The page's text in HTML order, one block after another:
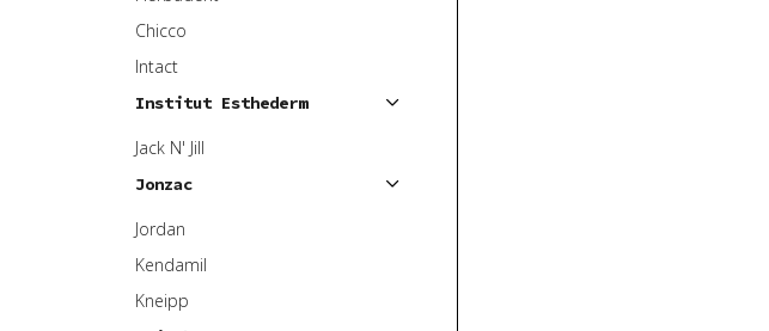
Chicco
Intact
Institut Esthederm
Jack N' Jill
Jonzac
Jordan
Kendamil
Kneipp